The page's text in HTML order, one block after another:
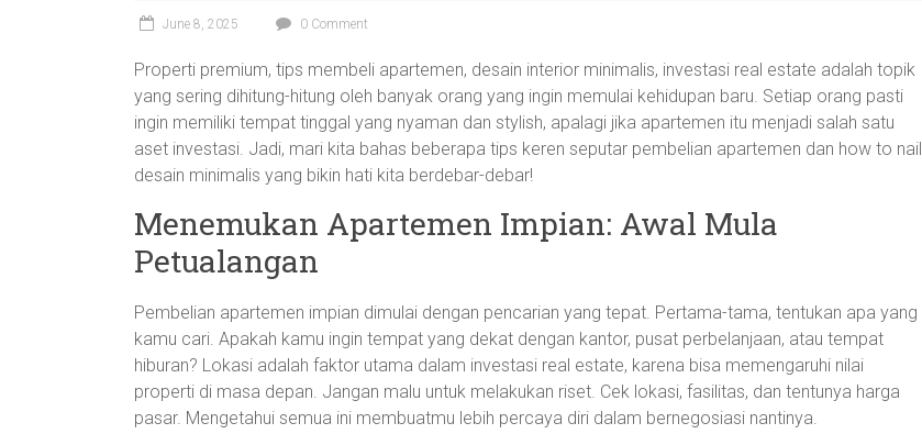
June 8, 2025 0 Comment
Properti premium, tips membeli apartemen, desain interior minimalis, investasi real estate adalah topik
yang sering dihitung-hitung oleh banyak orang yang ingin memulai kehidupan baru. Setiap orang pasti
ingin memiliki tempat tinggal yang nyaman dan stylish, apalagi jika apartemen itu menjadi salah satu
aset investasi. Jadi, mari kita bahas beberapa tips keren seputar pembelian apartemen dan how to nail
desain minimalis yang bikin hati kita berdebar-debar!
Menemukan Apartemen Impian: Awal Mula
Petualangan
Pembelian apartemen impian dimulai dengan pencarian yang tepat. Pertama-tama, tentukan apa yang
kamu cari. Apakah kamu ingin tempat yang dekat dengan kantor, pusat perbelanjaan, atau tempat
hiburan? Lokasi adalah faktor utama dalam investasi real estate, karena bisa memengaruhi nilai
properti di masa depan. Jangan malu untuk melakukan riset. Cek lokasi, fasilitas, dan tentunya harga
pasar. Mengetahui semua ini membuatmu lebih percaya diri dalam bernegosiasi nantinya.